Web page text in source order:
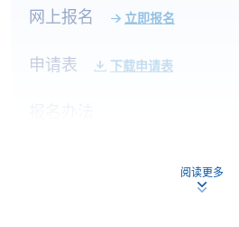
网上报名 立即报名
申请表 下载申请表
(WeChat Pay) 或支付宝(Alipay)
阅读更多